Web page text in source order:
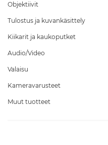
Objektiivit
Tulostus ja kuvankäsittely
Kiikarit ja kaukoputket
Audio/Video
Valaisu
Kameravarusteet
Muut tuotteet